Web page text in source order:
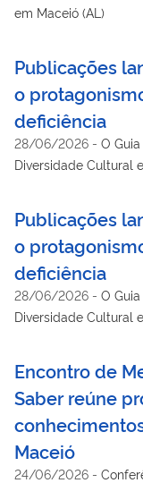
em Maceió (AL)
Publicações
o
deficiência
28/06/2026 - O
Diversidade Cultural
Publicações
o
deficiência
28/06/2026 - O
Diversidade Cultural
Encontro de
Saber reúne
Maceió
24/06/2026 -